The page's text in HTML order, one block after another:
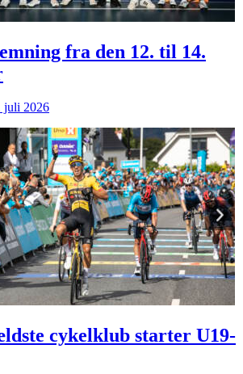
fra den 12. til 14.
juli 2026
cykelklub starter U19-